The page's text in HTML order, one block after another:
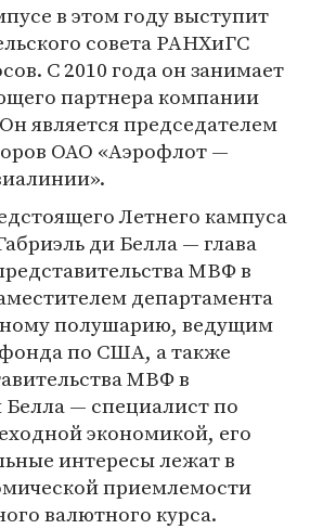
в этом году выступит
совета РАНХиГС
С 2010 года он занимает
партнера компании
является председателем
ОАО «Аэрофлот —
Летнего кампуса
ди Белла — глава
МВФ в
департамента
полушарию, ведущим
по США, а также
МВФ в
— специалист по
экономикой, его
интересы лежат в
приемлемости
валютного курса.